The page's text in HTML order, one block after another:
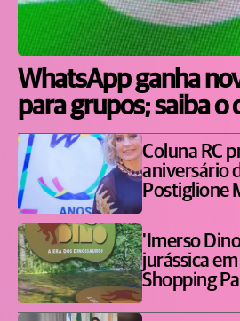
WhatsApp ganha
para grupos; saiba o
Coluna RC
aniversário
Postiglione
'Imerso
jurássica
Shopping